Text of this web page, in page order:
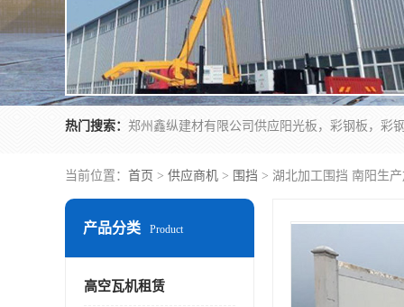
热门搜索：
当前位置： 首页 > 供应商机 > 围挡 > 湖北加工围挡 南阳生
产品分类 Product
高空瓦机租赁